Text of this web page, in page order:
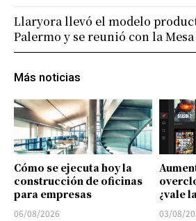
Más noticias
Cómo se ejecuta hoy la
construcción de oficinas
para empresas
06/08/2026
¿vale
03/08/
Llaryora llevó el modelo
Palermo y se reunió con la